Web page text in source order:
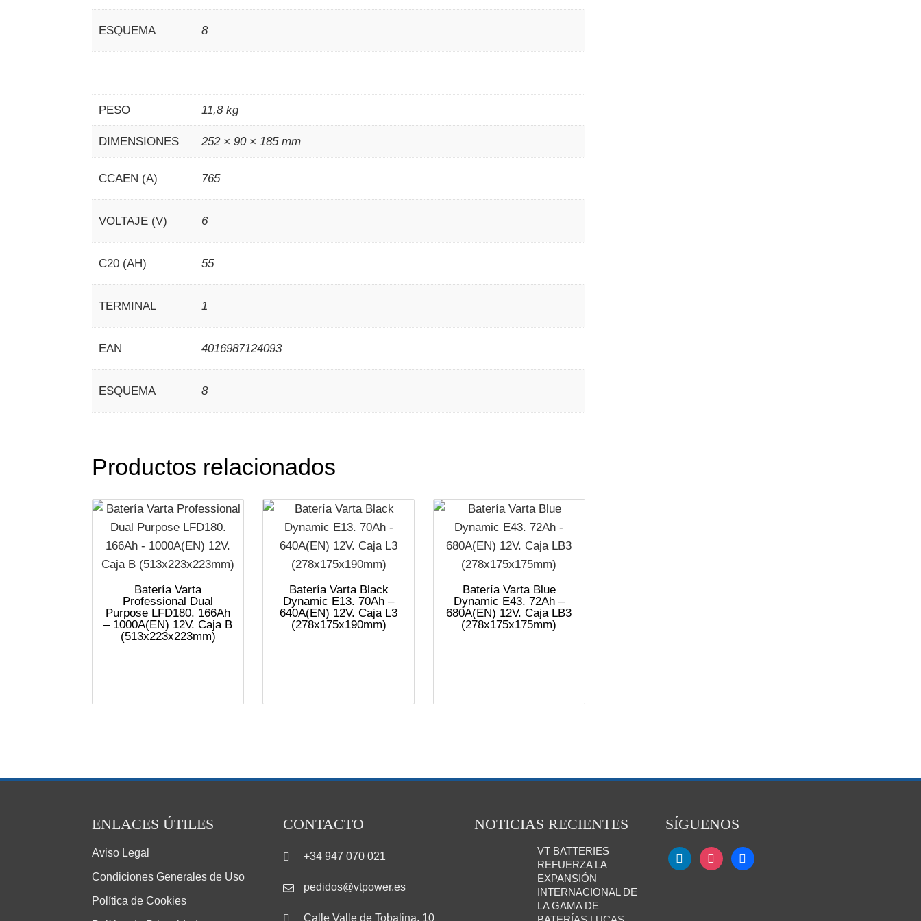
ESQUEMA 8
PESO 11,8 kg
DIMENSIONES 252 × 90 × 185 mm
CCAEN (A) 765
VOLTAJE (V) 6
C20 (AH) 55
TERMINAL 1
EAN 4016987124093
ESQUEMA 8
Productos relacionados
Batería Varta
Professional Dual
Purpose LFD180. 166Ah
– 1000A(EN) 12V. Caja B
(513x223x223mm)
Batería Varta Black
Dynamic E13. 70Ah –
640A(EN) 12V. Caja L3
(278x175x190mm)
Batería Varta Blue
Dynamic E43. 72Ah –
680A(EN) 12V. Caja LB3
(278x175x175mm)
ENLACES ÚTILES
Aviso Legal
Condiciones Generales de Uso
Política de Cookies
CONTACTO
+34 947 070 021
pedidos@vtpower.es
Calle Valle de Tobalina, 10
NOTICIAS RECIENTES
VT BATTERIES
REFUERZA LA
EXPANSIÓN
INTERNACIONAL DE
LA GAMA DE
SÍGUENOS